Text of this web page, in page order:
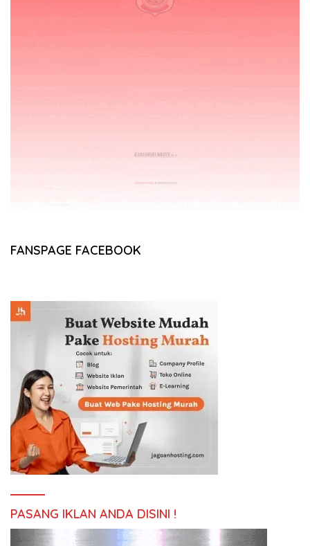
FANSPAGE FACEBOOK
PASANG IKLAN ANDA DISINI !